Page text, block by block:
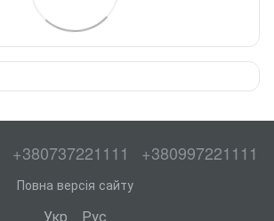
+380737221111 +380997221111
Повна версія сайту
Укр Рус